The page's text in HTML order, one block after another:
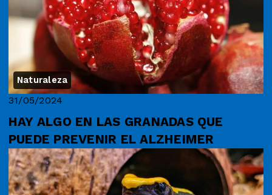
Naturaleza
31/05/2024
HAY ALGO EN LAS GRANADAS QUE
PUEDE PREVENIR EL ALZHEIMER